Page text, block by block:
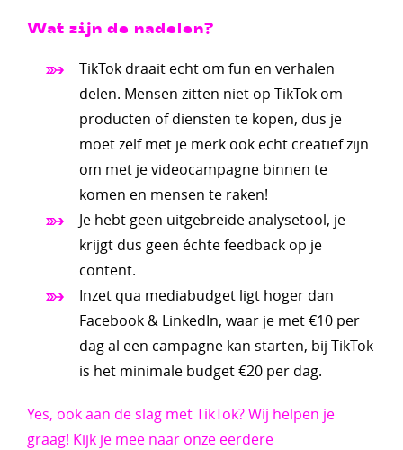
Wat zijn de nadelen?
TikTok draait echt om fun en verhalen
delen. Mensen zitten niet op TikTok om
producten of diensten te kopen, dus je
moet zelf met je merk ook echt creatief zijn
om met je videocampagne binnen te
komen en mensen te raken!
Je hebt geen uitgebreide analysetool, je
krijgt dus geen échte feedback op je
content.
Inzet qua mediabudget ligt hoger dan
Facebook & LinkedIn, waar je met €10 per
dag al een campagne kan starten, bij TikTok
is het minimale budget €20 per dag.
Yes, ook aan de slag met TikTok? Wij helpen je
graag! Kijk je mee naar onze eerdere